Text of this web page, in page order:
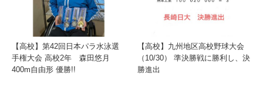
【高校】第42回日本パラ水泳選
手権大会 高校2年 森田悠月
400m自由形 優勝!!
【高校】九州地区高校野球大会
（10/30） 準決勝戦に勝利し、決
勝進出